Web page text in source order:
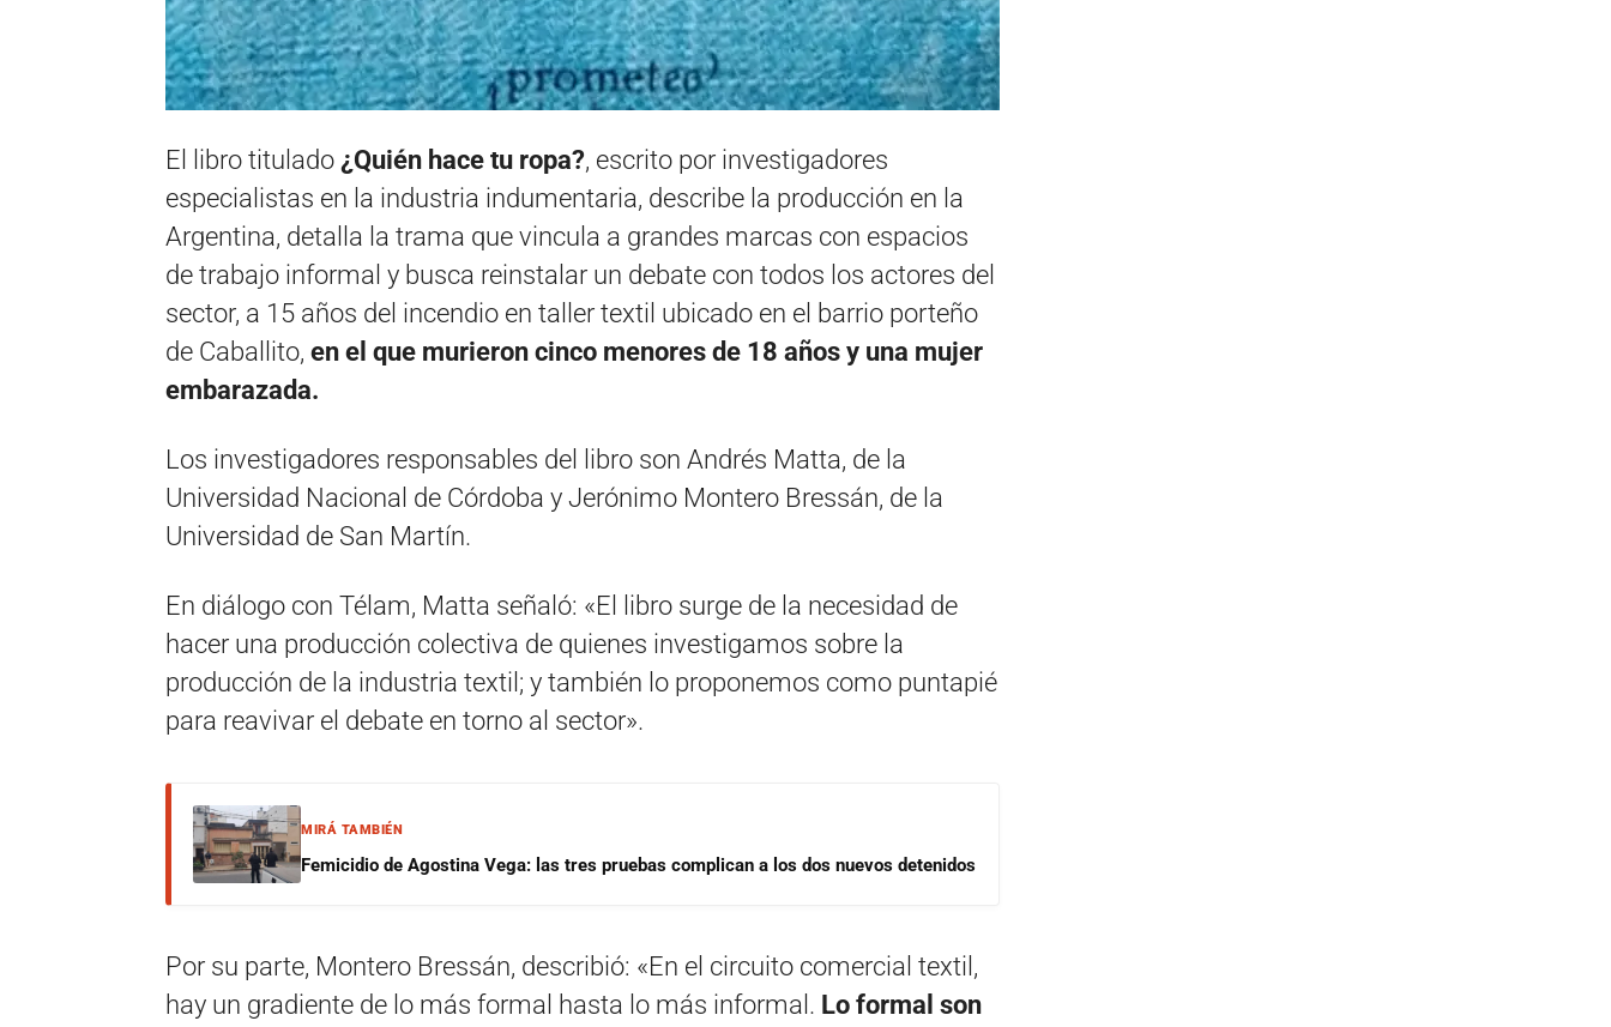
El libro titulado ¿Quién hace tu ropa?, escrito por investigadores
especialistas en la industria indumentaria, describe la producción en la
Argentina, detalla la trama que vincula a grandes marcas con espacios
de trabajo informal y busca reinstalar un debate con todos los actores del
sector, a 15 años del incendio en taller textil ubicado en el barrio porteño
de Caballito, en el que murieron cinco menores de 18 años y una mujer
embarazada.
Los investigadores responsables del libro son Andrés Matta, de la
Universidad Nacional de Córdoba y Jerónimo Montero Bressán, de la
Universidad de San Martín.
En diálogo con Télam, Matta señaló: «El libro surge de la necesidad de
hacer una producción colectiva de quienes investigamos sobre la
producción de la industria textil; y también lo proponemos como puntapié
para reavivar el debate en torno al sector».
MIRÁ TAMBIÉN
Femicidio de Agostina Vega: las tres pruebas complican a los dos nuevos detenidos
Por su parte, Montero Bressán, describió: «En el circuito comercial textil,
hay un gradiente de lo más formal hasta lo más informal. Lo formal son